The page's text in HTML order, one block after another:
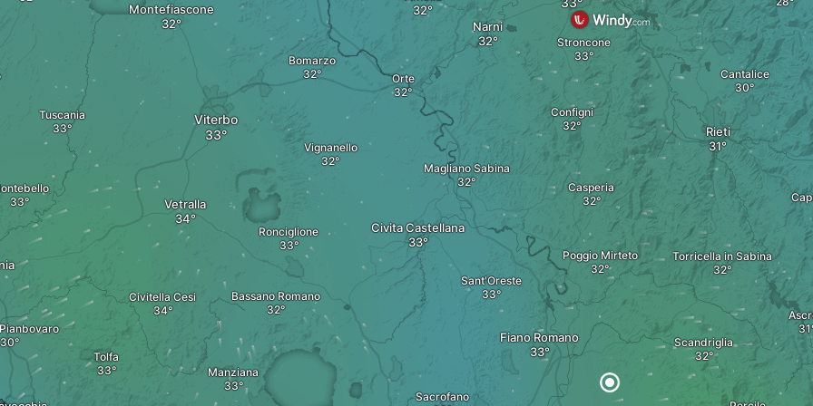
Sant'Oreste
Sacrofano
Fiano Romano
Poggio Mirteto Torricella in Sabina
Scandriglia
Narni
Orte
Configni
Magliano Sabina
Civita Castellana
Cantalice
Stroncone
Rieti
Casperia
Ronciglione
Bassano Romano
Civitella Cesi
Manziana
Montefiascone
Bomarzo
Viterbo
Vignanello
Vetralla
Tolfa
Tuscania